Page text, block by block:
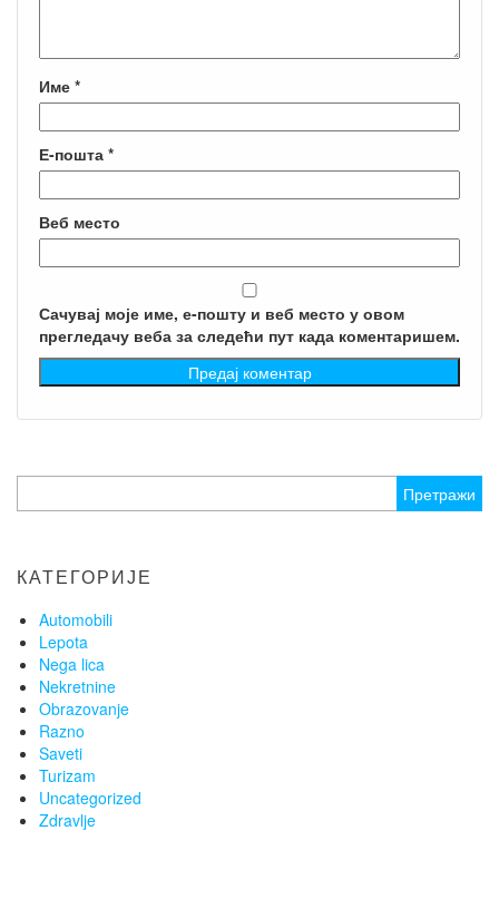
Име *
Е-пошта *
Веб место
Сачувај моје име, е-пошту и веб место у овом
прегледачу веба за следећи пут када коментаришем.
за:
КАТЕГОРИЈЕ
Automobili
Lepota
Nega lica
Nekretnine
Obrazovanje
Razno
Saveti
Turizam
Uncategorized
Zdravlje